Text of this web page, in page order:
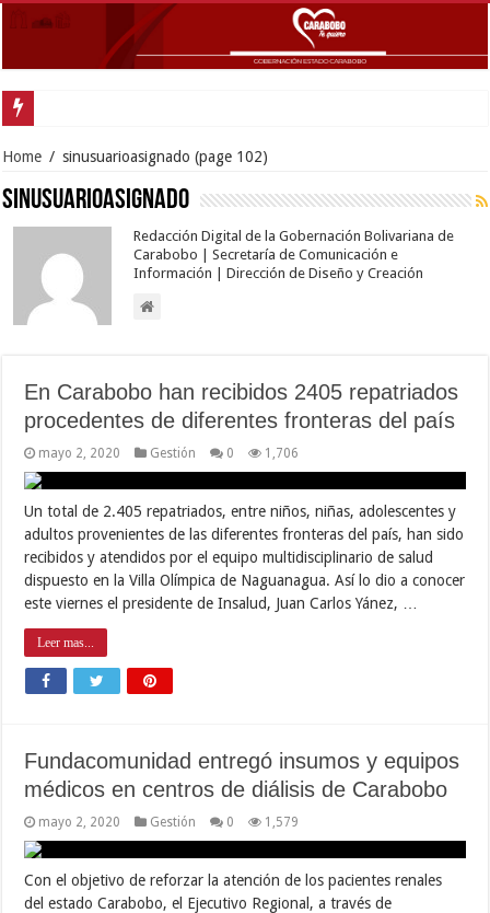
Home / sinusuarioasignado (page 102)
sinusuarioasignado
Redacción Digital de la Gobernación Bolivariana de
Carabobo | Secretaría de Comunicación e
Información | Dirección de Diseño y Creación
En Carabobo han recibidos 2405 repatriados
procedentes de diferentes fronteras del país
mayo 2, 2020 Gestión 0 1,706
Un total de 2.405 repatriados, entre niños, niñas, adolescentes y
adultos provenientes de las diferentes fronteras del país, han sido
recibidos y atendidos por el equipo multidisciplinario de salud
dispuesto en la Villa Olímpica de Naguanagua. Así lo dio a conocer
este viernes el presidente de Insalud, Juan Carlos Yánez, …
Leer mas...
Fundacomunidad entregó insumos y equipos
médicos en centros de diálisis de Carabobo
mayo 2, 2020 Gestión 0 1,579
Con el objetivo de reforzar la atención de los pacientes renales
del estado Carabobo, el Ejecutivo Regional, a través de